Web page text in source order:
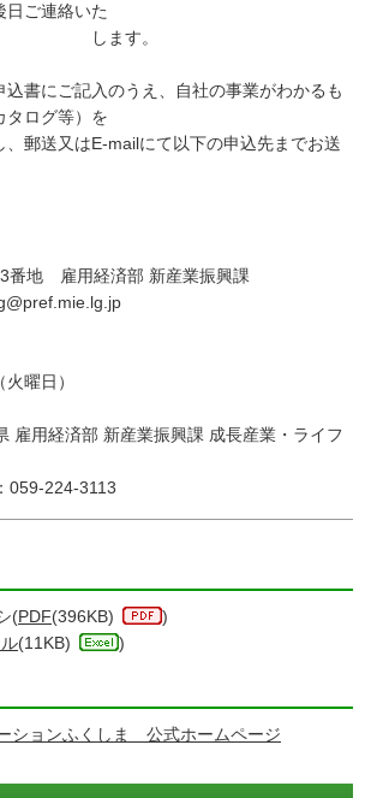
日ご連絡いた
。
書にご記入のうえ、自社の事業がわかるも
タログ等）を
E-mailにて以下の申込先までお送
番地 雇用経済部 新産業振興課
曜日）
用経済部 新産業振興課 成長産業・ライフ
3113
(PDF(396KB)
)
(11KB) )
ションふくしま 公式ホームページ